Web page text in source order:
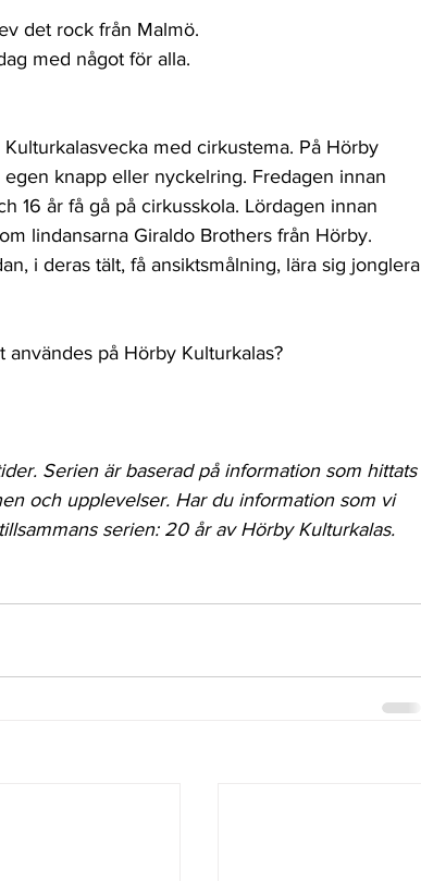
det rock från Malmö.
med något för alla.
med cirkustema. På Hörby
knapp eller nyckelring. Fredagen innan
16 år få gå på cirkusskola. Lördagen innan
lindansarna Giraldo Brothers från Hörby.
i deras tält, få ansiktsmålning, lära sig jonglera
på Hörby Kulturkalas?
Serien är baserad på information som hittats
och upplevelser. Har du information som vi
serien: 20 år av Hörby Kulturkalas.